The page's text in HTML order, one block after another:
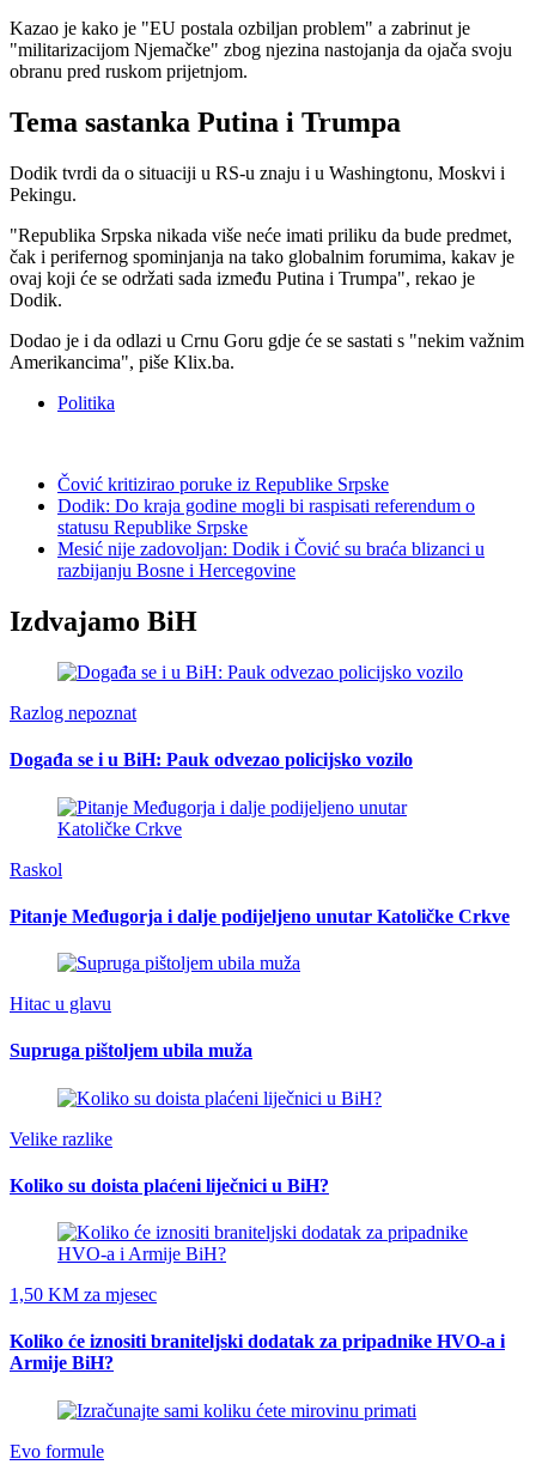
Kazao je kako je "EU postala ozbiljan problem" a zabrinut je
"militarizacijom Njemačke" zbog njezina nastojanja da ojača svoju
obranu pred ruskom prijetnjom.
Tema sastanka Putina i Trumpa
Dodik tvrdi da o situaciji u RS-u znaju i u Washingtonu, Moskvi i
Pekingu.
"Republika Srpska nikada više neće imati priliku da bude predmet,
čak i perifernog spominjanja na tako globalnim forumima, kakav je
ovaj koji će se održati sada između Putina i Trumpa", rekao je
Dodik.
Dodao je i da odlazi u Crnu Goru gdje će se sastati s "nekim važnim
Amerikancima", piše Klix.ba.
Politika
Čović kritizirao poruke iz Republike Srpske
Dodik: Do kraja godine mogli bi raspisati referendum o
statusu Republike Srpske
Mesić nije zadovoljan: Dodik i Čović su braća blizanci u
razbijanju Bosne i Hercegovine
Izdvajamo BiH
Razlog nepoznat
Događa se i u BiH: Pauk odvezao policijsko vozilo
Raskol
Pitanje Međugorja i dalje podijeljeno unutar Katoličke Crkve
Hitac u glavu
Supruga pištoljem ubila muža
Velike razlike
Koliko su doista plaćeni liječnici u BiH?
1,50 KM za mjesec
Koliko će iznositi braniteljski dodatak za pripadnike HVO-a i
Armije BiH?
Evo formule